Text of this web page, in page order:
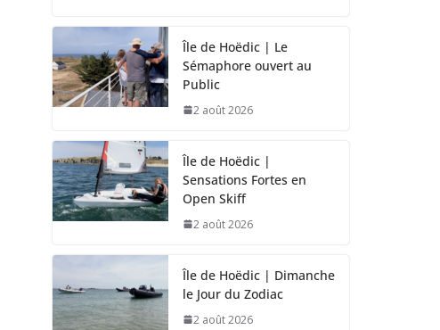
Île de Hoëdic | Le
Sémaphore ouvert au
Public
2 août 2026
Île de Hoëdic |
Sensations Fortes en
Open Skiff
2 août 2026
Île de Hoëdic | Dimanche
le Jour du Zodiac
2 août 2026